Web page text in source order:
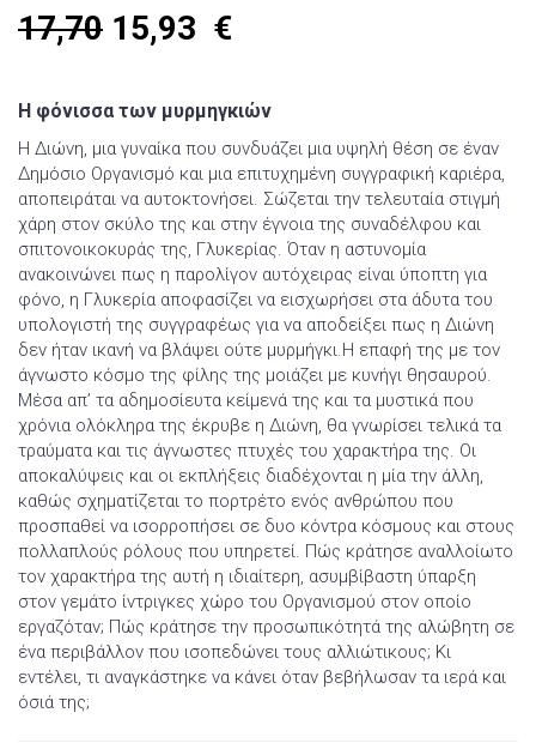
17,70 15,93 €
Η φόνισσα των μυρμηγκιών
Η Διώνη, μια γυναίκα που συνδυάζει μια υψηλή θέση σε έναν
Δημόσιο Οργανισμό και μια επιτυχημένη συγγραφική καριέρα,
αποπειράται να αυτοκτονήσει. Σώζεται την τελευταία στιγμή
χάρη στον σκύλο της και στην έγνοια της συναδέλφου και
σπιτονοικοκυράς της, Γλυκερίας. Όταν η αστυνομία
ανακοινώνει πως η παρολίγον αυτόχειρας είναι ύποπτη για
φόνο, η Γλυκερία αποφασίζει να εισχωρήσει στα άδυτα του
υπολογιστή της συγγραφέως για να αποδείξει πως η Διώνη
δεν ήταν ικανή να βλάψει ούτε μυρμήγκι.Η επαφή της με τον
άγνωστο κόσμο της φίλης της μοιάζει με κυνήγι θησαυρού.
Μέσα απ’ τα αδημοσίευτα κείμενά της και τα μυστικά που
χρόνια ολόκληρα της έκρυβε η Διώνη, θα γνωρίσει τελικά τα
τραύματα και τις άγνωστες πτυχές του χαρακτήρα της. Οι
αποκαλύψεις και οι εκπλήξεις διαδέχονται η μία την άλλη,
καθώς σχηματίζεται το πορτρέτο ενός ανθρώπου που
προσπαθεί να ισορροπήσει σε δυο κόντρα κόσμους και στους
πολλαπλούς ρόλους που υπηρετεί. Πώς κράτησε αναλλοίωτο
τον χαρακτήρα της αυτή η ιδιαίτερη, ασυμβίβαστη ύπαρξη
στον γεμάτο ίντριγκες χώρο του Οργανισμού στον οποίο
εργαζόταν; Πώς κράτησε την προσωπικότητά της αλώβητη σε
ένα περιβάλλον που ισοπεδώνει τους αλλιώτικους; Κι
εντέλει, τι αναγκάστηκε να κάνει όταν βεβήλωσαν τα ιερά και
όσιά της;